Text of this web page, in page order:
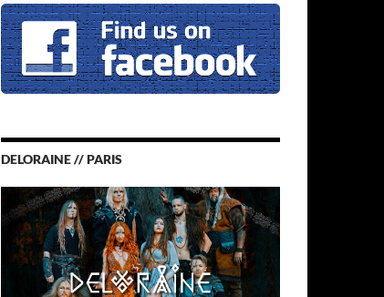
DELORAINE // PARIS